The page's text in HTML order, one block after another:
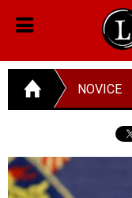
NOVICE